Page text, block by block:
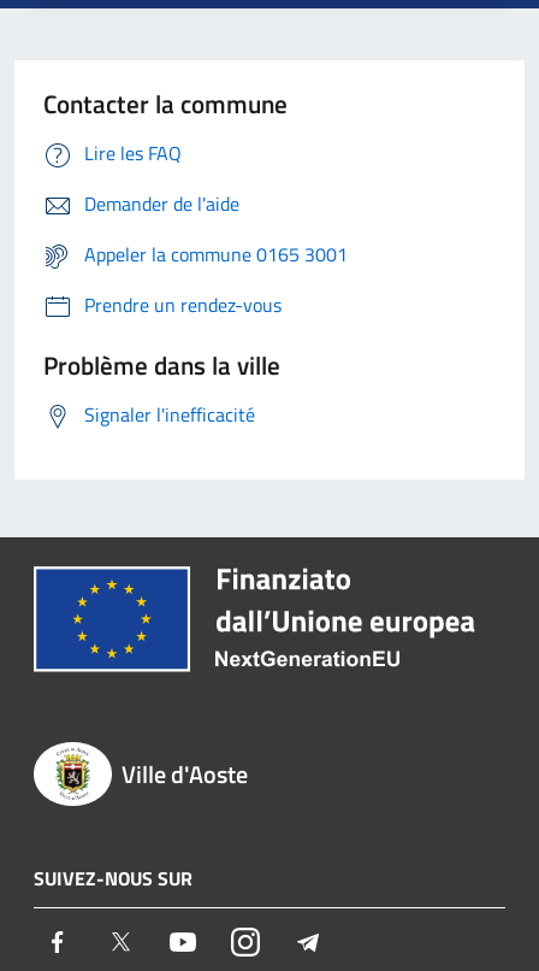
Contacter la commune
Lire les FAQ
Demander de l'aide
Appeler la commune 0165 3001
Prendre un rendez-vous
Problème dans la ville
Signaler l'inefficacité
Ville d'Aoste
SUIVEZ-NOUS SUR
Facebook Twitter YoutubeInstagram